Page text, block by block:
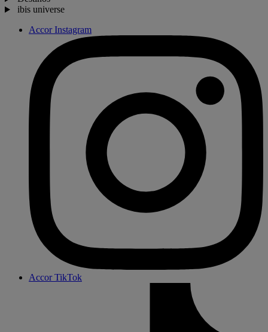
ibis universe
Accor Instagram
Accor TikTok